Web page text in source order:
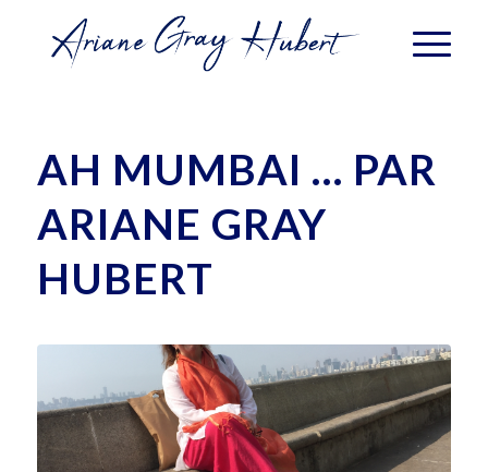
AH MUMBAI … PAR
ARIANE GRAY
HUBERT